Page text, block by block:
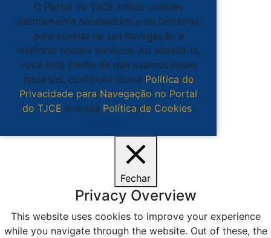
O Portal do TJCE utiliza cookies
estritamente necessários e de terceiros
para auxiliar na sua navegação e
melhorar nossos serviços. Ao acessá-lo,
você está ciente de que usamos esses
recursos, conforme nossa Política de
Privacidade para Navegação no Portal
do TJCE e nossa Política de Cookies.
Fechar
Privacy Overview
This website uses cookies to improve your experience
while you navigate through the website. Out of these, the